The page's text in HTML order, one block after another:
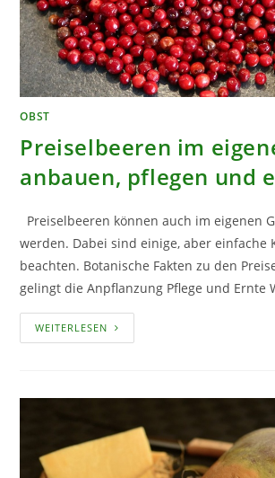
OBST
Preiselbeeren im
anbauen, pflegen und
Preiselbeeren können auch im eigenen
werden. Dabei sind einige, aber einfache
beachten. Botanische Fakten zu den
gelingt die Anpflanzung Pflege und Ernte
WEITERLESEN PREISELBEEREN
IM
UND